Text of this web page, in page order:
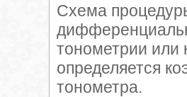
Схема
тонометрии или
определяется
тонометра.